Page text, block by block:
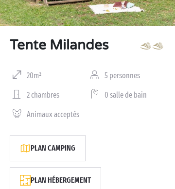
Tente Milandes
20m² 5 personnes
2 chambres 0 salle de bain
Animaux acceptés
PLAN CAMPING
PLAN HÉBERGEMENT